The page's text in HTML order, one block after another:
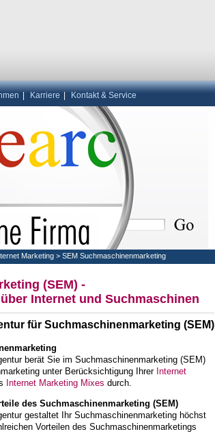
Karriere Kontakt & Service
Marketing > SEM Suchmaschinenmarketing
(SEM) -
Internet und Suchmaschinen
für Suchmaschinenmarketing (SEM)
berät Sie im Suchmaschinenmarketing (SEM)
unter Berücksichtigung Ihrer Internet
Internet Marketing Mixes durch.
des Suchmaschinenmarketing (SEM)
gestaltet Ihr Suchmaschinenmarketing höchst
Vorteilen des Suchmaschinenmarketings